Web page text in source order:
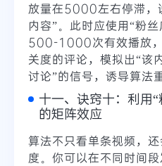
放量在5000左右停滞，
内容”。此时应使用“粉
500-1000次有效播放
关度的评论，模拟出“该
讨论”的信号，诱导算法
十一、诀窍十：利用
的矩阵效应
算法不只看单条视频，
度。你可以在不同时间